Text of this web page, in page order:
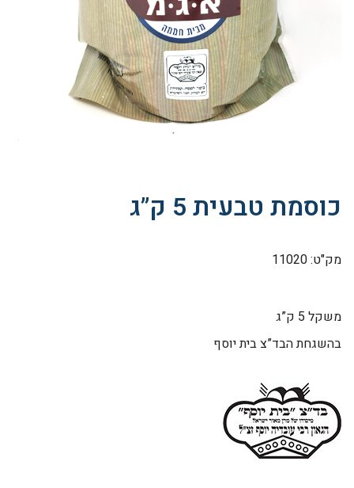
כוסמת טבעית 5 ק”ג
מק"ט: 11020
משקל 5 ק”ג
בהשגחת הבד”צ בית יוסף